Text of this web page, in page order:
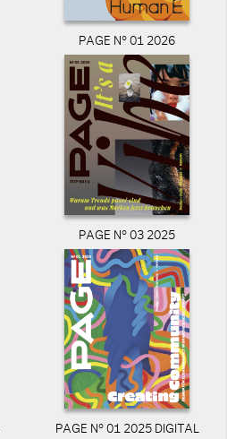
PAGE N° 01 2026
PAGE N° 03 2025
PAGE N° 01 2025 DIGITAL